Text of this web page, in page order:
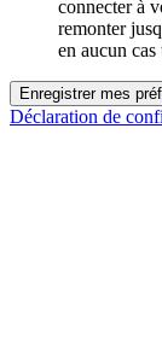
connecter à
remonter
en aucun cas
Enregistrer mes
Déclaration de